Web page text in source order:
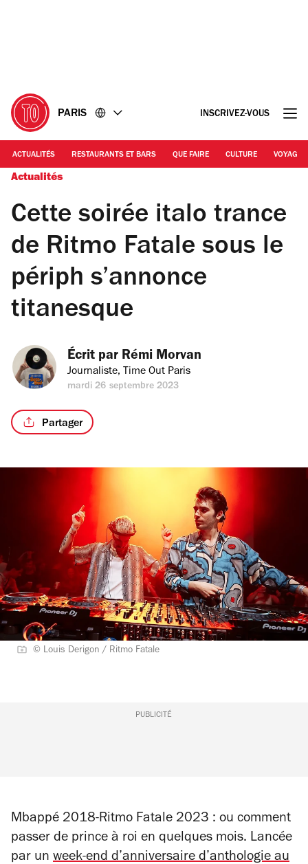
PARIS INSCRIVEZ-VOUS
ACTUALITÉS RESTAURANTS ET BARS QUE FAIRE CULTURE VOYAGE
Actualités
Cette soirée italo trance
de Ritmo Fatale sous le
périph s’annonce
titanesque
Écrit par Rémi Morvan
Journaliste, Time Out Paris
mardi 26 septembre 2023
Partager
© Louis Derigon / Ritmo Fatale
PUBLICITÉ
Mbappé 2018-Ritmo Fatale 2023 : ou comment
passer de prince à roi en quelques mois. Lancée
par un week-end d’anniversaire d’anthologie au